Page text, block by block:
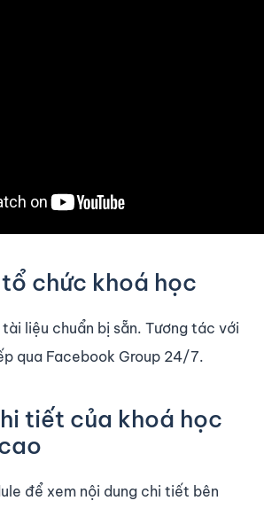
chức khoá học
liệu chuẩn bị sẵn. Tương tác với
qua Facebook Group 24/7.
tiết của khoá học
để xem nội dung chi tiết bên